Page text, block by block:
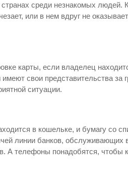
среди незнакомых людей.
или в нем вдруг не
карты, если владелец
свои представительства за
ситуации.
в кошельке, и бумагу со
линии банков, обслуживающих
А телефоны понадобятся, чтобы